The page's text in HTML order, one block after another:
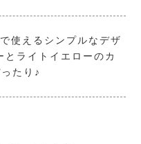
使えるシンプルなデザ
ライトイエローのカ
たり♪